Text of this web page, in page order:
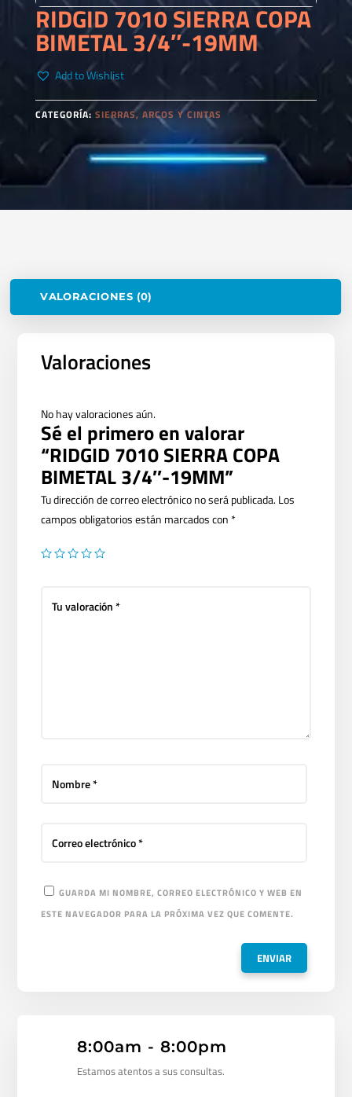
RIDGID 7010 SIERRA COPA
BIMETAL 3/4″-19MM
Add to Wishlist
CATEGORÍA: SIERRAS, ARCOS Y CINTAS
VALORACIONES (0)
Valoraciones
No hay valoraciones aún.
Sé el primero en valorar
“RIDGID 7010 SIERRA COPA
BIMETAL 3/4″-19MM”
Tu dirección de correo electrónico no será publicada.Los
campos obligatorios están marcados con *
GUARDA MI NOMBRE, CORREO ELECTRÓNICO Y WEB EN
ESTE NAVEGADOR PARA LA PRÓXIMA VEZ QUE COMENTE.
8:00am - 8:00pm
Estamos atentos a sus consultas.